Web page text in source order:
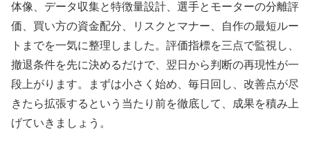
体像、データ収集と特徴量設計、選手とモーターの分離評
価、買い方の資金配分、リスクとマナー、自作の最短ルー
トまでを一気に整理しました。評価指標を三点で監視し、
撤退条件を先に決めるだけで、翌日から判断の再現性が一
段上がります。まずは小さく始め、毎日回し、改善点が尽
きたら拡張するという当たり前を徹底して、成果を積み上
げていきましょう。